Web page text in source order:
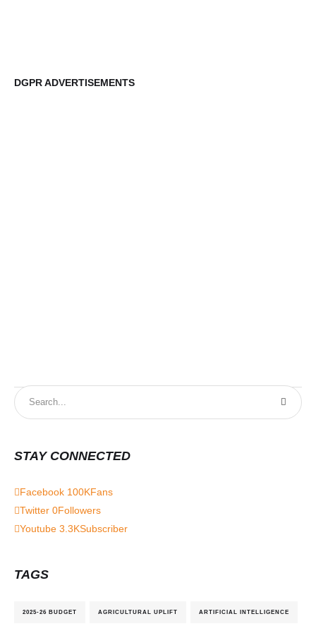
DGPR ADVERTISEMENTS
STAY CONNECTED
Facebook 100KFans
Twitter 0Followers
Youtube 3.3KSubscriber
TAGS
2025-26 BUDGET AGRICULTURAL UPLIFT ARTIFICIAL INTELLIGENCE